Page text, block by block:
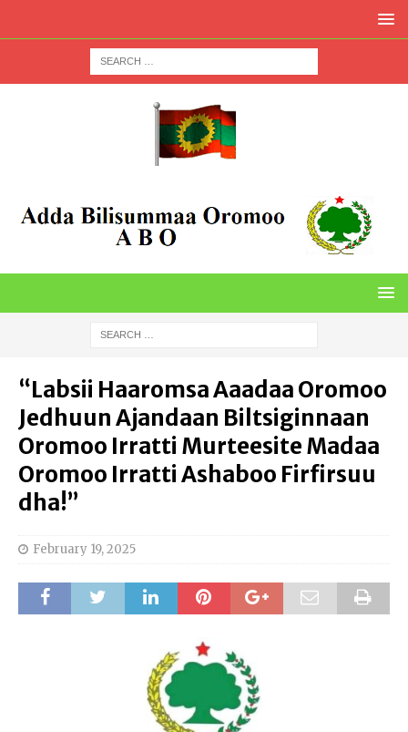
“Labsii Haaromsa Aaadaa Oromoo
Jedhuun Ajandaan Biltsiginnaan
Oromoo Irratti Murteesite Madaa
Oromoo Irratti Ashaboo Firfirsuu
dha!”
February 19, 2025